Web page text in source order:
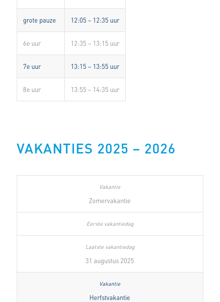
grote pauze 12:05 – 12:35 uur
6e uur 12:35 – 13:15 uur
7e uur 13:15 – 13:55 uur
8e uur 13:55 – 14:35 uur
VAKANTIES 2025 – 2026
Zomervakantie
31 augustus 2025
Herfstvakantie